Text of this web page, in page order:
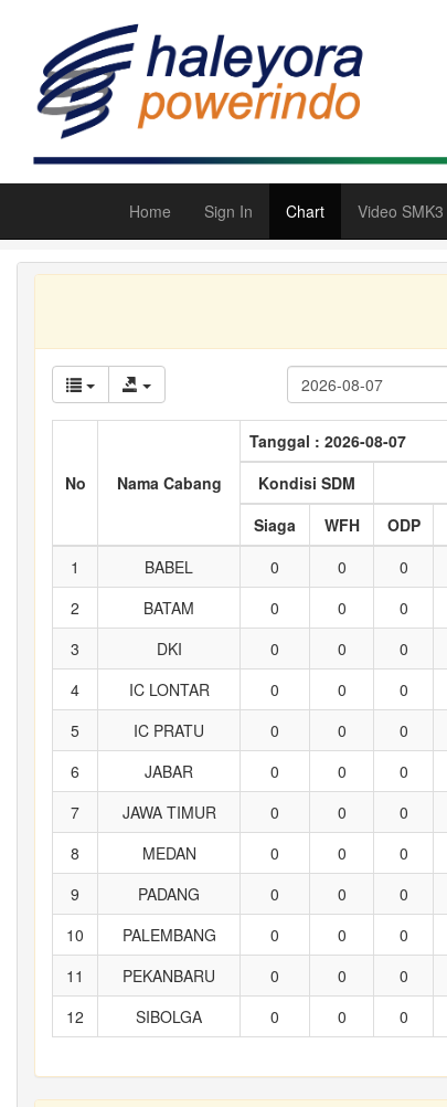
Home Sign In Chart Video SMK3
No Nama Cabang
Tanggal : 2026-08-07
Kondisi SDM
Siaga
WFH ODP
1
BABEL 0 0 0
2
BATAM 0 0 0
3
DKI 0 0 0
4
IC LONTAR 0 0 0
5
IC PRATU 0 0 0
6
JABAR 0 0 0
7
JAWA TIMUR 0 0 0
8
MEDAN 0 0 0
9
PADANG 0 0 0
10
PALEMBANG 0 0 0
11
PEKANBARU 0 0 0
12
SIBOLGA 0 0 0